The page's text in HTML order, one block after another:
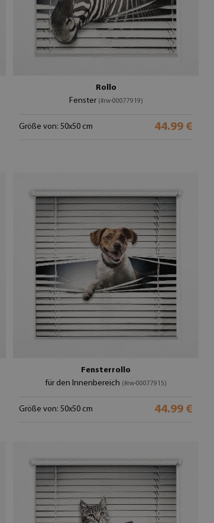
Rollo
Fenster (#rw-00077919)
Größe von: 50x50 cm 44.99 €
Fensterrollo
für den Innenbereich (#rw-00077915)
Größe von: 50x50 cm 44.99 €